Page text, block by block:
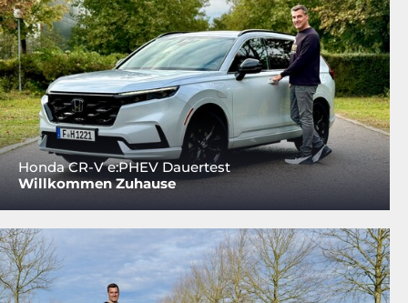
Honda CR-V e:PHEV Dauertest
Willkommen Zuhause